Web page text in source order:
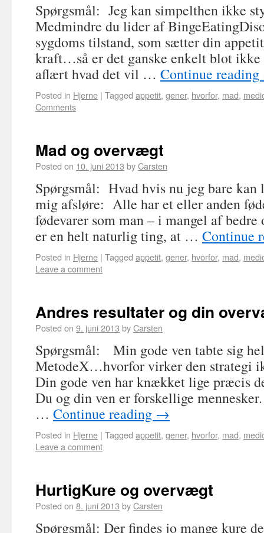
Spørgsmål: Jeg kan simpelthen ikke
Medmindre du lider af
sygdoms tilstand, som sætter din
kraft…så er det ganske enkelt blot ikke
aflært hvad det vil … Continue reading
Posted in Hjerne | Tagged appetit, gener, hvorfor, mad,
Comments
Mad og overvægt
Posted on 10. juni 2013 byCarsten
Spørgsmål: Hvad hvis nu jeg bare
mig afsløre: Alle har et eller anden
fødevarer som man – i mangel af
er en helt naturlig ting, at … Continue
Posted in Hjerne | Tagged appetit, gener, hvorfor, mad,
Leave a comment
Andres resultater og din
Posted on 9. juni 2013 byCarsten
Spørgsmål: Min gode ven tabte sig
MetodeX…hvorfor virker den strategi
Din gode ven har knækket lige præcis
Du og din ven er forskellige
… Continue reading →
Posted in Hjerne | Tagged appetit, gener, hvorfor, mad,
Leave a comment
HurtigKure og overvægt
Posted on 8. juni 2013 byCarsten
Spørgsmål: Der findes jo mange kure